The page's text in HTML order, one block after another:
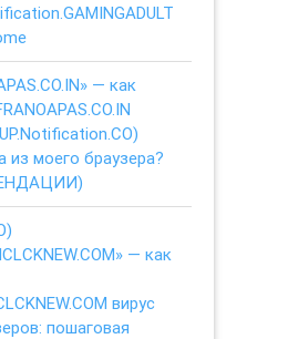
— как
из моего браузера?
— как
вирус
пошаговая